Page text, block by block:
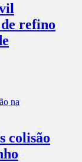
refino
colisão